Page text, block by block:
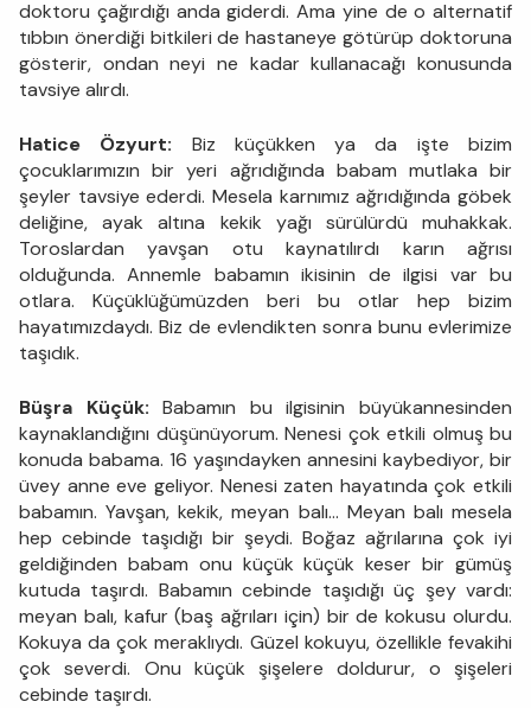
doktoru çağırdığı anda giderdi. Ama yine de o alternatif
tıbbın önerdiği bitkileri de hastaneye götürüp doktoruna
gösterir, ondan neyi ne kadar kullanacağı konusunda
tavsiye alırdı.
Hatice Özyurt: Biz küçükken ya da işte bizim
çocuklarımızın bir yeri ağrıdığında babam mutlaka bir
şeyler tavsiye ederdi. Mesela karnımız ağrıdığında göbek
deliğine, ayak altına kekik yağı sürülürdü muhakkak.
Toroslardan yavşan otu kaynatılırdı karın ağrısı
olduğunda. Annemle babamın ikisinin de ilgisi var bu
otlara. Küçüklüğümüzden beri bu otlar hep bizim
hayatımızdaydı. Biz de evlendikten sonra bunu evlerimize
taşıdık.
Büşra Küçük: Babamın bu ilgisinin büyükannesinden
kaynaklandığını düşünüyorum. Nenesi çok etkili olmuş bu
konuda babama. 16 yaşındayken annesini kaybediyor, bir
üvey anne eve geliyor. Nenesi zaten hayatında çok etkili
babamın. Yavşan, kekik, meyan balı… Meyan balı mesela
hep cebinde taşıdığı bir şeydi. Boğaz ağrılarına çok iyi
geldiğinden babam onu küçük küçük keser bir gümüş
kutuda taşırdı. Babamın cebinde taşıdığı üç şey vardı:
meyan balı, kafur (baş ağrıları için) bir de kokusu olurdu.
Kokuya da çok meraklıydı. Güzel kokuyu, özellikle fevakihi
çok severdi. Onu küçük şişelere doldurur, o şişeleri
cebinde taşırdı.